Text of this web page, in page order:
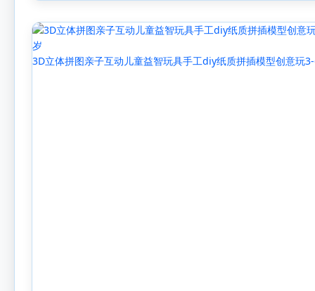
3D立体拼图亲子互动儿童益智玩具手工diy纸质拼插模型创意玩